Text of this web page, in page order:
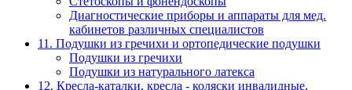
Диагностические приборы и аппараты для мед.
кабинетов различных специалистов
11. Подушки из гречихи и ортопедические подушки
Подушки из гречихи
Подушки из натурального латекса
12. Кресла-каталки, кресла - коляски инвалидные,